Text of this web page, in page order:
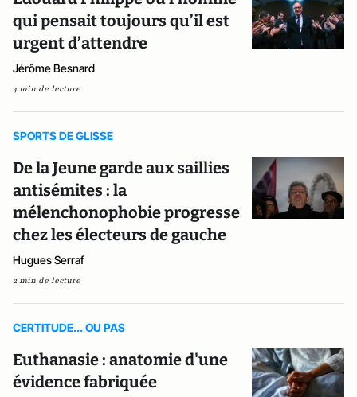
qui pensait toujours qu’il est
urgent d’attendre
Jérôme Besnard
4 min de lecture
SPORTS DE GLISSE
De la Jeune garde aux saillies
antisémites : la
mélenchonophobie progresse
chez les électeurs de gauche
Hugues Serraf
2 min de lecture
CERTITUDE... OU PAS
Euthanasie : anatomie d'une
évidence fabriquée